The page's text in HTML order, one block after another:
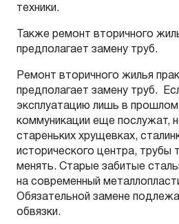
техники.
Также ремонт вторичного
предполагает замену труб.
Ремонт вторичного жилья
предполагает замену труб.
эксплуатацию лишь в прошлом
коммуникации еще послужат,
стареньких хрущевках,
исторического центра, трубы
менять. Старые забитые
на современный
Обязательной замене
обвязки.